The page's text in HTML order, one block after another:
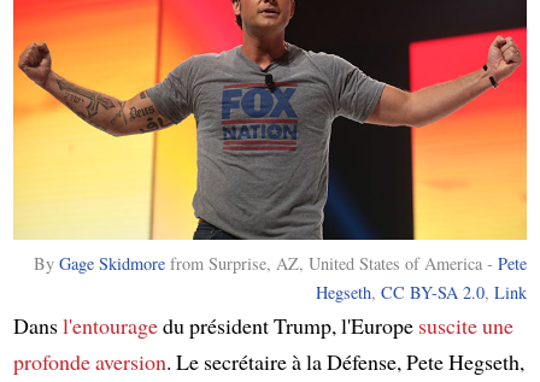
ByGage Skidmore from Surprise, AZ, United States of America -Pete
Hegseth,CC BY-SA 2.0,Link
Dansl'entouragedu président Trump, l'Europe susciteune
profonde aversion. Le secrétaire à la Défense, Pete Hegseth,